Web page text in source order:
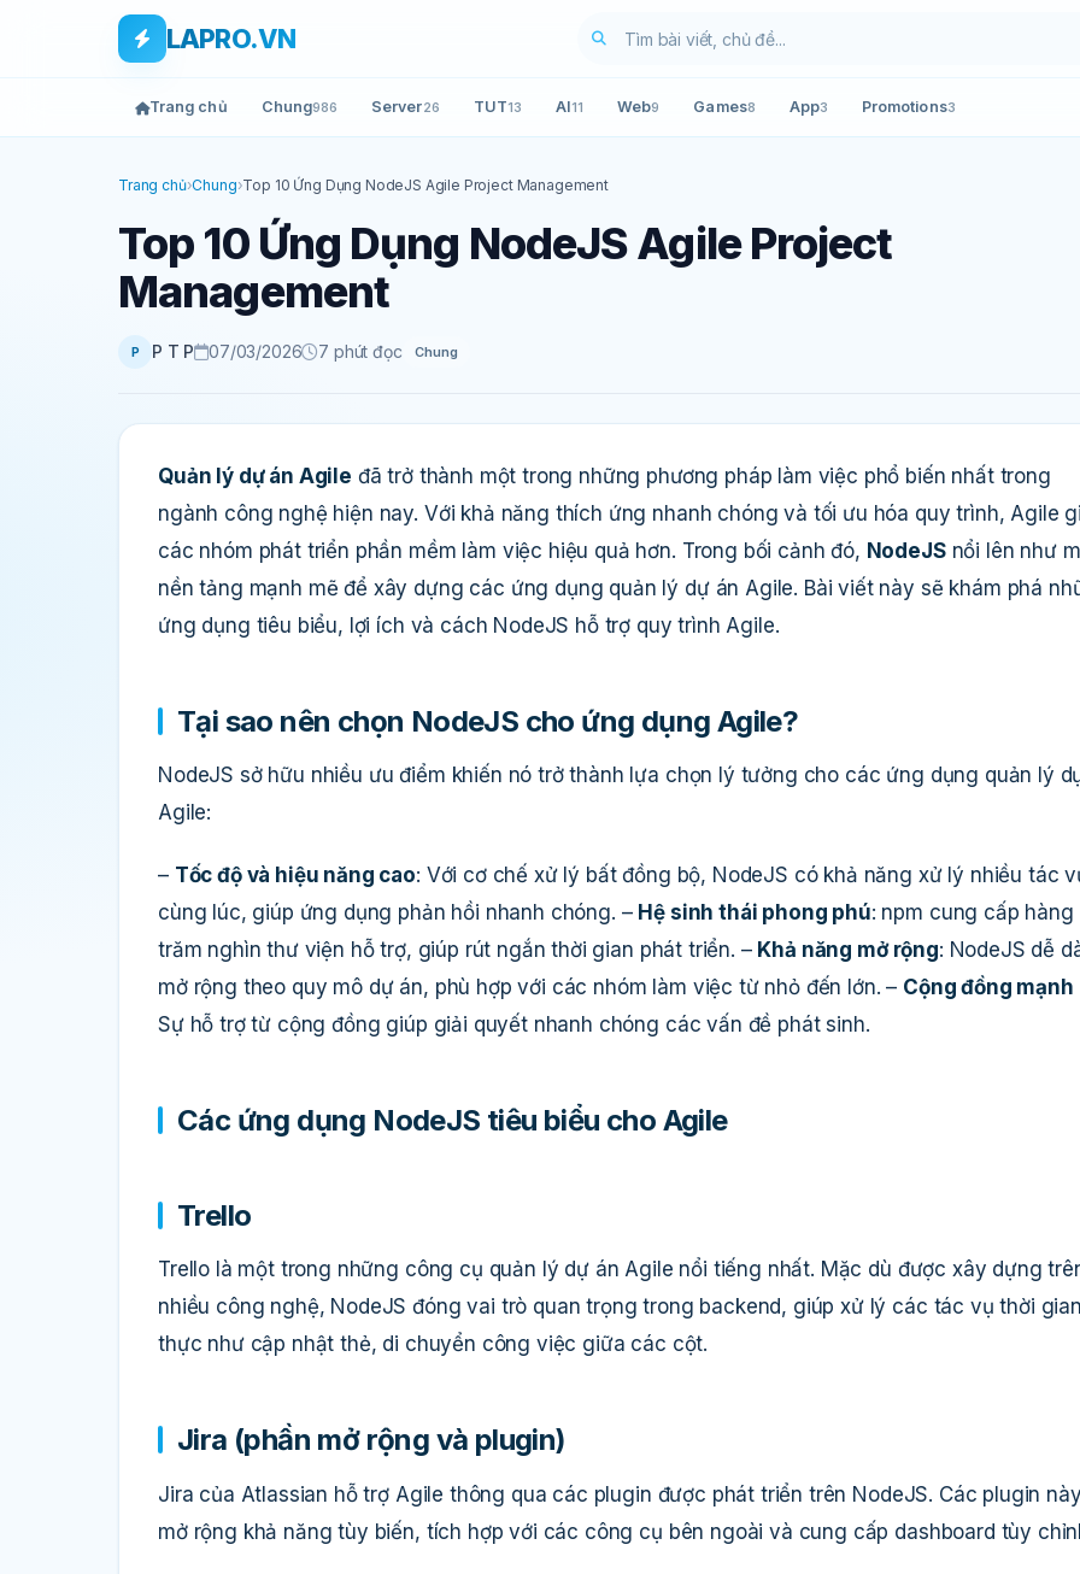
Skip to main content
Bỏ qua tới nội dung
LAPRO.VN
Trang chủ Chung986 Server26 TUT13 AI11 Web9 Games8 App3 Promotions3
Trang chủ›Chung›Top 10 Ứng Dụng NodeJS Agile Project Management
Top 10 Ứng Dụng NodeJS Agile Project
Management
P P T P 07/03/2026 7 phút đọc Chung
Quản lý dự án Agile đã trở thành một trong những phương pháp làm việc phổ biến nhất trong
ngành công nghệ hiện nay. Với khả năng thích ứng nhanh chóng và tối ưu hóa quy trình, Agile
các nhóm phát triển phần mềm làm việc hiệu quả hơn. Trong bối cảnh đó, NodeJSnổi lên như
nền tảng mạnh mẽ để xây dựng các ứng dụng quản lý dự án Agile. Bài viết này sẽ khám phá
ứng dụng tiêu biểu, lợi ích và cách NodeJS hỗ trợ quy trình Agile.
Tại sao nên chọn NodeJS cho ứng dụng Agile?
NodeJS sở hữu nhiều ưu điểm khiến nó trở thành lựa chọn lý tưởng cho các ứng dụng quản lý
Agile:
– Tốc độ và hiệu năng cao: Với cơ chế xử lý bất đồng bộ, NodeJS có khả năng xử lý nhiều tác
cùng lúc, giúp ứng dụng phản hồi nhanh chóng. – Hệ sinh thái phong phú: npm cung cấp hàng
trăm nghìn thư viện hỗ trợ, giúp rút ngắn thời gian phát triển. – Khả năng mở rộng: NodeJS dễ
mở rộng theo quy mô dự án, phù hợp với các nhóm làm việc từ nhỏ đến lớn. – Cộng đồng mạnh
Sự hỗ trợ từ cộng đồng giúp giải quyết nhanh chóng các vấn đề phát sinh.
Các ứng dụng NodeJS tiêu biểu cho Agile
Trello
Trello là một trong những công cụ quản lý dự án Agile nổi tiếng nhất. Mặc dù được xây dựng
nhiều công nghệ, NodeJS đóng vai trò quan trọng trong backend, giúp xử lý các tác vụ thời
thực như cập nhật thẻ, di chuyển công việc giữa các cột.
Jira (phần mở rộng và plugin)
Jira của Atlassian hỗ trợ Agile thông qua các plugin được phát triển trên NodeJS. Các plugin
mở rộng khả năng tùy biến, tích hợp với các công cụ bên ngoài và cung cấp dashboard tùy